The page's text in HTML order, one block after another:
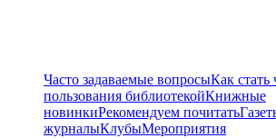
Часто задаваемые вопросыКак стать
пользования библиотекойКнижные
новинкиРекомендуем почитать
журналыКлубыМероприятия